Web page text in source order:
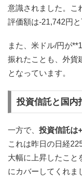
意識されました。こ
評価額は-21,742円と
また、米ドル/円が
振れたことも、外貨
となっています。
投資信託と国内
一方で、 投資信託は
これは昨日の日経
大幅に上昇したこと
にカバーしてくれま